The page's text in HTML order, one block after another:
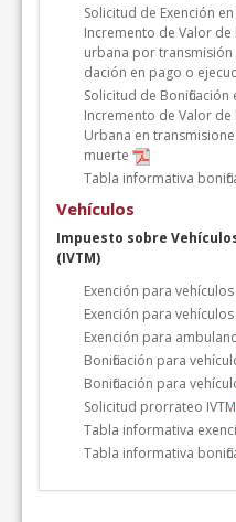
Solicitud de Exención
Incremento de Valor
urbana por
dación en pago o
Solicitud de
Incremento de Valor
Urbana en
muerte
Tabla informativa
Vehículos
Impuesto sobre
(IVTM)
Exención para
Exención para
Exención para
Bonificación para
Bonificación para
Solicitud prorrateo IVTM
Tabla informativa
Tabla informativa